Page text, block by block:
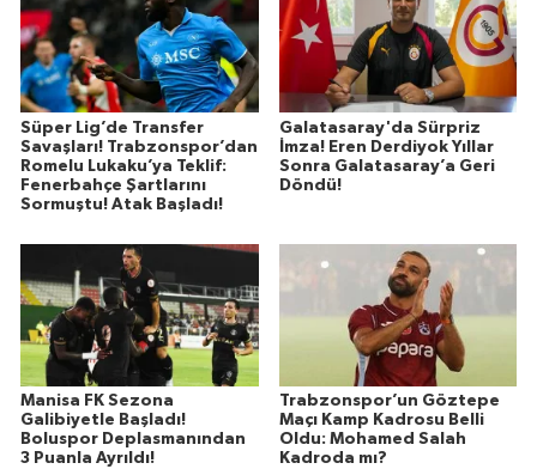
Süper Lig’de Transfer
Savaşları! Trabzonspor’dan
Romelu Lukaku’ya Teklif:
Fenerbahçe Şartlarını
Sormuştu! Atak Başladı!
Galatasaray'da Sürpriz
İmza! Eren Derdiyok Yıllar
Sonra Galatasaray’a Geri
Döndü!
Manisa FK Sezona
Galibiyetle Başladı!
Boluspor Deplasmanından
3 Puanla Ayrıldı!
Trabzonspor’un Göztepe
Maçı Kamp Kadrosu Belli
Oldu: Mohamed Salah
Kadroda mı?